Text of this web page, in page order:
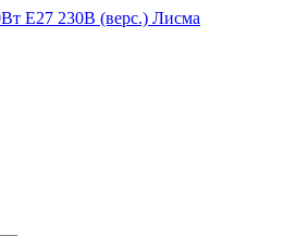
E27 230В (верс.) Лисма